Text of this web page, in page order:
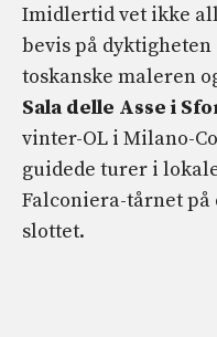
Imidlertid vet ikke
bevis på
toskanske maleren
Sala delle Asse i
vinter-OL i Milano-
guidede turer i
Falconiera-tårnet på
slottet.